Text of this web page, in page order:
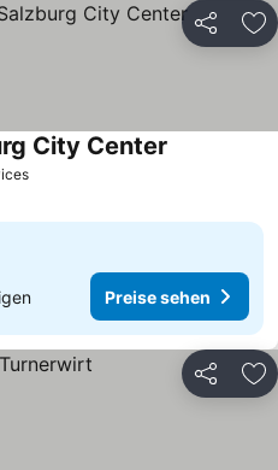
Teilen
Preise sehen
City Center
Preise sehen
Teilen